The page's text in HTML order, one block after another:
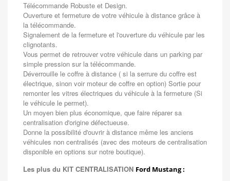
Télécommande Robuste et Design.
Ouverture et fermeture de votre véhicule à distance grâce à
la télécommande.
Signalement de la fermeture et l'ouverture du véhicule par les
clignotants.
Vous permet de retrouver votre véhicule dans un parking par
simple pression sur la télécommande.
Déverrouille le coffre à distance ( si la serrure du coffre est
électrique, sinon voir moteur de coffre en option) Sortie pour
remonter les vitres électriques du véhicule à la fermeture (Si
le véhicule le permet).
Un moyen bien plus économique, que faire réparer sa
centralisation d'origine défectueuse.
Donne la possibilité d'ouvrir à distance même les anciens
véhicules non centralisés (avec des moteurs de centralisation
disponible en options sur notre boutique).
Les plus du KIT CENTRALISATION Ford Mustang :